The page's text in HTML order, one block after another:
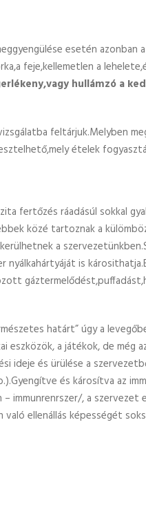
esetén azonban
feje,kellemetlen a
hullámzó a
feltárjuk.Melyben
ételek
fertőzés ráadásúl sokkal
közé tartoznak a
a
is
határt” úgy a
a játékok, de még
ideje és ürülése a
és károsítva az
, a
ellenállás képességét